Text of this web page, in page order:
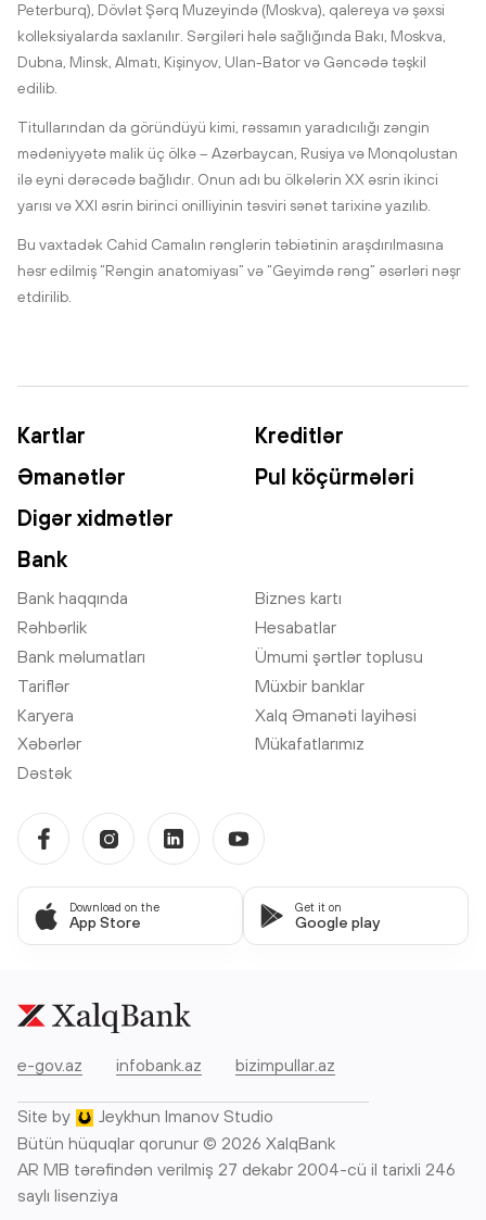
Peterburq), Dövlət Şərq Muzeyində (Moskva), qalereya və şəxsi
kolleksiyalarda saxlanılır. Sərgiləri hələ sağlığında Bakı, Moskva,
Dubna, Minsk, Almatı, Kişinyov, Ulan-Bator və Gəncədə təşkil
edilib.
Titullarından da göründüyü kimi, rəssamın yaradıcılığı zəngin
mədəniyyətə malik üç ölkə – Azərbaycan, Rusiya və Monqolustan
ilə eyni dərəcədə bağlıdır. Onun adı bu ölkələrin XX əsrin ikinci
yarısı və XXI əsrin birinci onilliyinin təsviri sənət tarixinə yazılıb.
Bu vaxtadək Cahid Camalın rənglərin təbiətinin araşdırılmasına
həsr edilmiş “Rəngin anatomiyası” və “Geyimdə rəng” əsərləri nəşr
etdirilib.
Kartlar
Kreditlər
Əmanətlər
Pul köçürmələri
Digər xidmətlər
Bank
Bank haqqında
Biznes kartı
Rəhbərlik
Hesabatlar
Bank məlumatları
Ümumi şərtlər toplusu
Tariflər
Müxbir banklar
Karyera
Xalq Əmanəti layihəsi
Xəbərlər
Mükafatlarımız
Dəstək
Download on the
App Store
Get it on
Google play
e-gov.az infobank.az bizimpullar.az
Site by
Jeykhun Imanov Studio
Bütün hüquqlar qorunur © 2026 XalqBank
AR MB tərəfindən verilmiş 27 dekabr 2004-cü il tarixli 246
saylı lisenziya